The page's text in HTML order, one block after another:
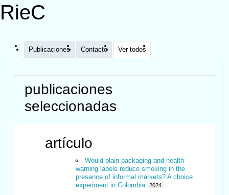
RieC
Publicaciones Contacto Ver todos
publicaciones
seleccionadas
artículo
Would plain packaging and health
warning labels reduce smoking in the
presence of informal markets? A choice
experiment in Colombia
2024